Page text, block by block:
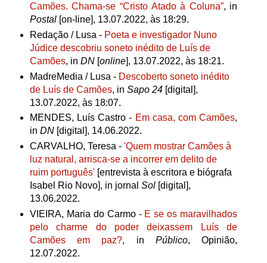
Camões. Chama-se “Cristo Atado à Coluna”, in
Postal[on-line], 13.07.2022, às 18:29.
Redação / Lusa - Poeta e investigador Nuno
Júdice descobriu soneto inédito de Luís de
Camões, in DN[online], 13.07.2022, às 18:21.
MadreMedia / Lusa - Descoberto soneto inédito
de Luís de Camões, in Sapo 24[digital],
13.07.2022, às 18:07.
MENDES, Luís Castro - Em casa, com Camões,
in DN[digital], 14.06.2022.
CARVALHO, Teresa - 'Quem mostrar Camões à
luz natural, arrisca-se a incorrer em delito de
ruim português' [entrevista à escritora e biógrafa
Isabel Rio Novo], in jornal Sol[digital],
13.06.2022.
VIEIRA, Maria do Carmo - E se os maravilhados
pelo charme do poder deixassem Luís de
Camões em paz?, inPúblico, Opinião,
12.07.2022.